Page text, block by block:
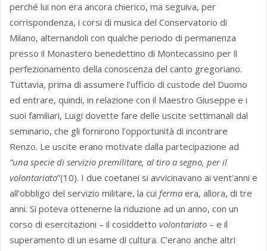
perché lui non era ancora chierico, ma seguiva, per
corrispondenza, i corsi di musica del Conservatorio di
Milano, alternandoli con qualche periodo di permanenza
presso il Monastero benedettino di Montecassino per il
perfezionamento della conoscenza del canto gregoriano.
Tuttavia, prima di assumere l’ufficio di custode del Duomo
ed entrare, quindi, in relazione con il Maestro Giuseppe e i
suoi familiari, Luigi dovette fare delle uscite settimanali dal
seminario, che gli fornirono l’opportunità di incontrare
Renzo. Le uscite erano motivate dalla partecipazione ad
“una specie di servizio premilitare, al tiro a segno, per il
volontariato”(10). I due coetanei si avvicinavano ai vent’anni e
all’obbligo del servizio militare, la cui ferma era, allora, di tre
anni. Si poteva ottenerne la riduzione ad un anno, con un
corso di esercitazioni – il cosiddetto volontariato – e il
superamento di un esame di cultura. C’erano anche altri